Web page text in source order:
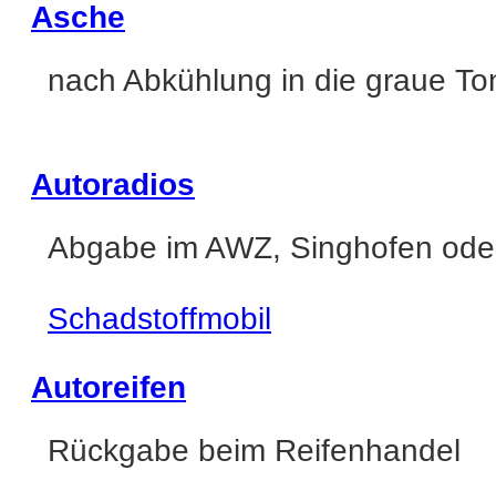
Asche
nach Abkühlung in die graue
Autoradios
Abgabe im AWZ, Singhofen
Schadstoffmobil
Autoreifen
Rückgabe beim Reifenhandel